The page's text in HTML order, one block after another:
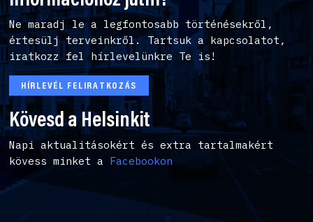
Ne maradj le a legfontosabb történésekről,
értesülj terveinkről. Tartsuk a kapcsolatot,
iratkozz fel hírlevelünkre Te is!
HÍRLEVÉL FELIRATKOZÁS
Kövesd a Helsinkit
Napi aktualitásokért és extra tartalmakért
kövess minket a Facebookon